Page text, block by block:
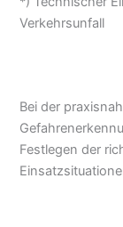
Verkehrsunfall
Bei der
Festlegen der